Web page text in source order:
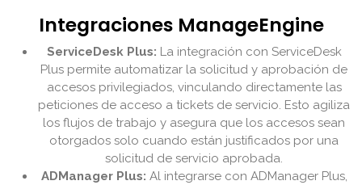
Integraciones ManageEngine
ServiceDesk Plus: La integración con ServiceDesk
Plus permite automatizar la solicitud y aprobación de
accesos privilegiados, vinculando directamente las
peticiones de acceso a tickets de servicio. Esto agiliza
los flujos de trabajo y asegura que los accesos sean
otorgados solo cuando están justificados por una
solicitud de servicio aprobada.
ADManager Plus: Al integrarse con ADManager Plus,